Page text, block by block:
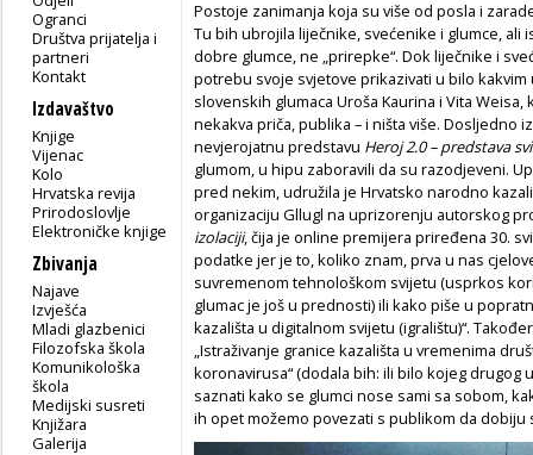
Ogranci
Društva prijatelja i
partneri
Kontakt
Izdavaštvo
Knjige
Vijenac
Kolo
Hrvatska revija
Prirodoslovlje
Elektroničke knjige
Zbivanja
Najave
Izvješća
Mladi glazbenici
Filozofska škola
Komunikološka
škola
Medijski susreti
Knjižara
Galerija
Postoje zanimanja koja su više od posla i
Tu bih ubrojila liječnike, svećenike i glumce,
dobre glumce, ne „prirepke“. Dok liječnike i
potrebu svoje svjetove prikazivati u bilo kakvim
slovenskih glumaca Uroša Kaurina i Vita
nekakva priča, publika – i ništa više. Dosljedno
nevjerojatnu predstavu Heroj 2.0 – predstava
glumom, u hipu zaboravili da su razodjeveni.
pred nekim, udružila je Hrvatsko narodno
organizaciju Gllugl na uprizorenju autorskog
izolaciji, čija je online premijera priređena 30.
podatke jer je to, koliko znam, prva u nas
suvremenom tehnološkom svijetu (usprkos
glumac je još u prednosti) ili kako piše u
kazališta u digitalnom svijetu (igralištu)“.
„Istraživanje granice kazališta u vremenima
koronavirusa“ (dodala bih: ili bilo kojeg drugog
saznati kako se glumci nose sami sa sobom,
ih opet možemo povezati s publikom da dobiju